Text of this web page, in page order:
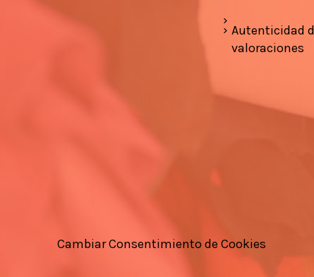
Autenticidad
valoraciones
Cambiar Consentimiento de Cookies